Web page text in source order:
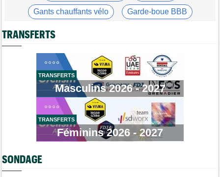
Les vidéos cyclisme sont sur Dailymotion : Cyclism'Actu TV
Jan Christen s'offre la 5e étape, trois français dans le top 5
La startlist complète du Tour Femmes... déjà 16 abandons
Tour de France Femmes
Puck Pieterse : "Je vise le maillot à pois..."
13:36
Tour de France Femmes
Marlen Reusser, maillot jaune : "Le Mont Ventoux, on verra"
Agenda
Le Tour Femmes, Pologne, Burgos… le programme de la fin de
Parcours, favoris, profil… La 7e étape et le Mont Ventoux !
Gants chauffants vélo Garde-boue BBB
Casque ABUS
TRANSFERTS
TRANSFERTS
Masculins 2026 - 2027
TRANSFERTS
Féminins 2026 - 2027
SONDAGE